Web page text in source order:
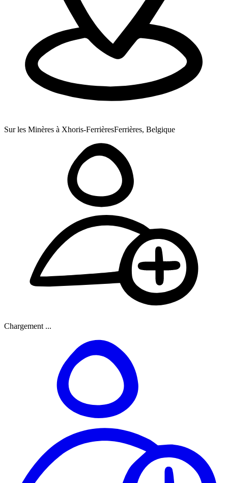
Sur les Minères à Xhoris-FerrièresFerrières, Belgique
Chargement ...